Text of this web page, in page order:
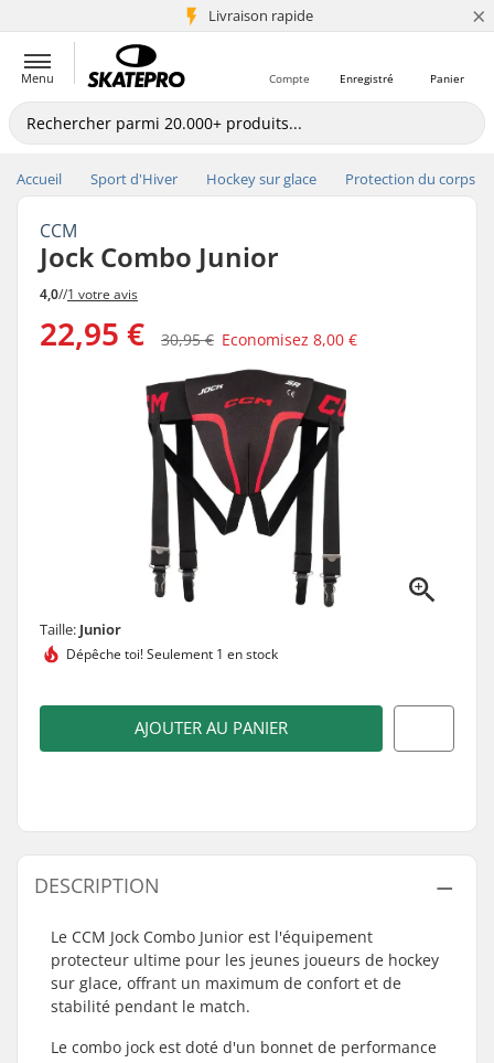
Livraison rapide
+5 mio de clients ×
Menu Panier
Enregistré
Compte
Accueil Sport d'Hiver Hockey sur glace Protection du corps
CCM
Jock Combo Junior
4,0//1 votre avis
22,95 € 30,95 € Economisez 8,00 €
Taille: Junior
Dépêche toi!Seulement 1 en stock
AJOUTER AU PANIER
DESCRIPTION
Le CCM Jock Combo Junior est l'équipement
protecteur ultime pour les jeunes joueurs de hockey
sur glace, offrant un maximum de confort et de
stabilité pendant le match.
Le combo jock est doté d'un bonnet de performance